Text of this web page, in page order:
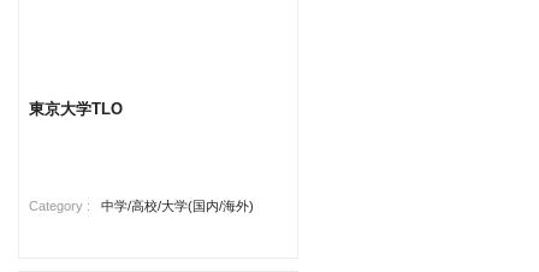
東京大学TLO
Category : 中学/高校/大学(国内/海外)